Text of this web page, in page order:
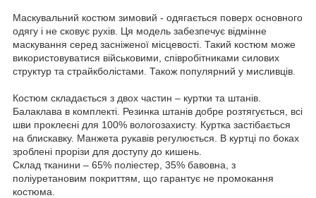
Маскувальний костюм зимовий - одягається поверх основного
одягу і не сковує рухів. Ця модель забезпечує відмінне
маскування серед засніженої місцевості. Такий костюм може
використовуватися військовими, співробітниками силових
структур та страйкболістами. Також популярний у мисливців.
Костюм складається з двох частин – куртки та штанів.
Балаклава в комплекті. Резинка штанів добре розтягується, всі
шви проклеєні для 100% вологозахисту. Куртка застібається
на блискавку. Манжета рукавів регулюється. В куртці по боках
зроблені прорізи для доступу до кишень.
Склад тканини – 65% поліестер, 35% бавовна, з
поліуретановим покриттям, що гарантує не промокання
костюма.